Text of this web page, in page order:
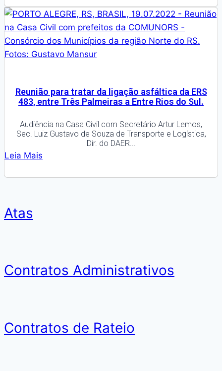
Reunião para tratar da ligação asfáltica da ERS
483, entre Três Palmeiras a Entre Rios do Sul.
Audiência na Casa Civil com Secretário Artur Lemos,
Sec. Luiz Gustavo de Souza de Transporte e Logística,
Dir. do DAER...
Leia Mais
Atas
Contratos Administrativos
Contratos de Rateio